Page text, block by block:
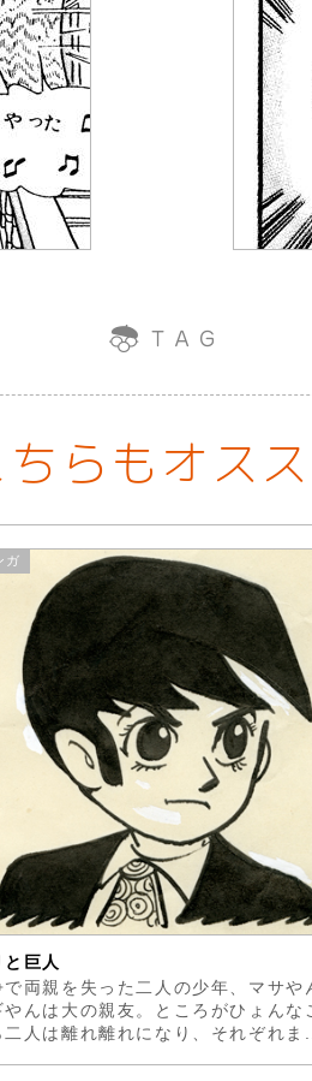
ちらもオス
ガ
と巨人
で両親を失った二人の少年、マサや
やんは大の親友。ところがひょんな
二人は離れ離れになり、それぞれま